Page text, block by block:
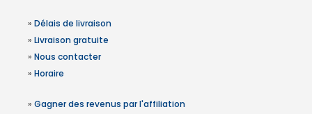
» Délais de livraison
» Livraison gratuite
» Nous contacter
» Horaire
» Gagner des revenus par l'affiliation